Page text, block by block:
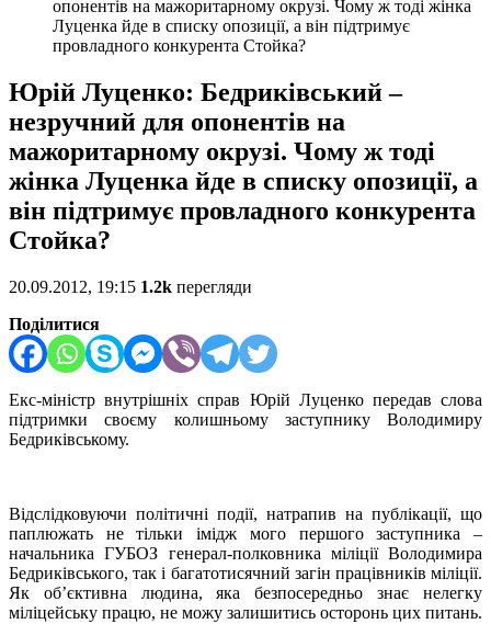
опонентів на мажоритарному окрузі. Чому ж тоді жінка
Луценка йде в списку опозиції, а він підтримує
провладного конкурента Стойка?
Юрій Луценко: Бедриківський –
незручний для опонентів на
мажоритарному окрузі. Чому ж тоді
жінка Луценка йде в списку опозиції, а
він підтримує провладного конкурента
Стойка?
20.09.2012, 19:15 1.2k перегляди
Поділитися
Екс-міністр внутрішніх справ Юрій Луценко передав слова
підтримки своєму колишньому заступнику Володимиру
Бедриківському.
Відслідковуючи політичні події, натрапив на публікації, що
паплюжать не тільки імідж мого першого заступника –
начальника ГУБОЗ генерал-полковника міліції Володимира
Бедриківського, так і багатотисячний загін працівників міліції.
Як об’єктивна людина, яка безпосередньо знає нелегку
міліцейську працю, не можу залишитись осторонь цих питань.